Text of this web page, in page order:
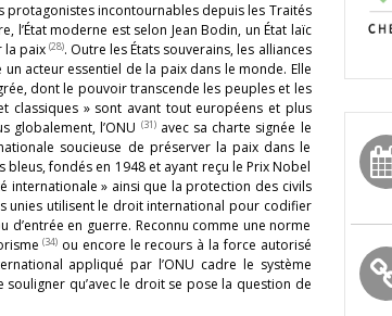
protagonistes incontournables depuis les Traités
moderne est selon Jean Bodin, un État laïc
la paix (28). Outre les États souverains, les alliances
acteur essentiel de la paix dans le monde. Elle
dont le pouvoir transcende les peuples et les
classiques » sont avant tout européens et plus
globalement, l’ONU (31)avec sa charte signée le
soucieuse de préserver la paix dans le
fondés en 1948 et ayant reçu le Prix Nobel
internationale » ainsi que la protection des civils
unies utilisent le droit international pour codifier
d’entrée en guerre. Reconnu comme une norme
(34) ou encore le recours à la force autorisé
appliqué par l’ONU cadre le système
qu’avec le droit se pose la question de